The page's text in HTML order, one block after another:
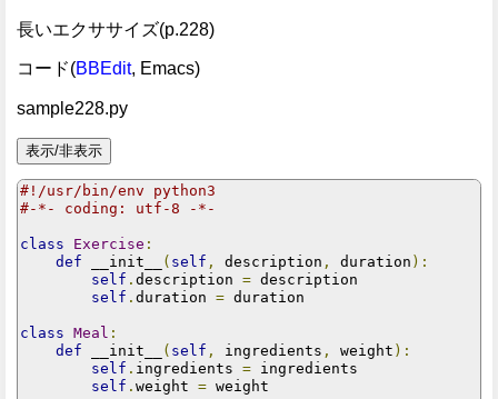
長いエクササイズ(p.228)
コード(BBEdit, Emacs)
sample228.py
#!/usr/bin/env python3
#-*- coding: utf-8 -*-
class Exercise :
def __init__ ( self , description , duration ):
self . description = description
self . duration = duration
class Meal :
def __init__ ( self , ingredients , weight ):
self . ingredients = ingredients
self . weight = weight